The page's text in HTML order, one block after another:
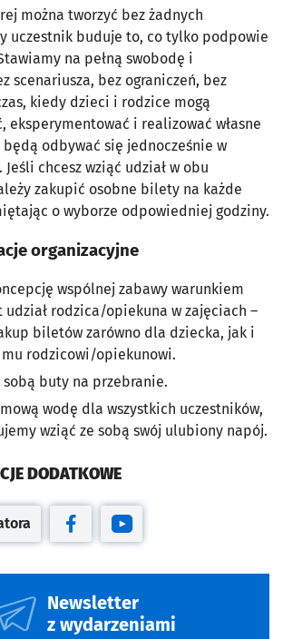
można tworzyć bez żadnych
uczestnik buduje to, co tylko podpowie
na pełną swobodę i
scenariusza, bez ograniczeń, bez
kiedy dzieci i rodzice mogą
eksperymentować i realizować własne
będą odbywać się jednocześnie w
chcesz wziąć udział w obu
zakupić osobne bilety na każde
o wyborze odpowiedniej godziny.
organizacyjne
wspólnej zabawy warunkiem
udział rodzica/opiekuna w zajęciach –
biletów zarówno dla dziecka, jak i
rodzicowi/opiekunowi.
sobą buty na przebranie.
wodę dla wszystkich uczestników,
wziąć ze sobą swój ulubiony napój.
DODATKOWE
się w nowej karcie
Otwiera się w nowej karcie
Otwiera się w nowej
Newsletter
z wydarzeniami